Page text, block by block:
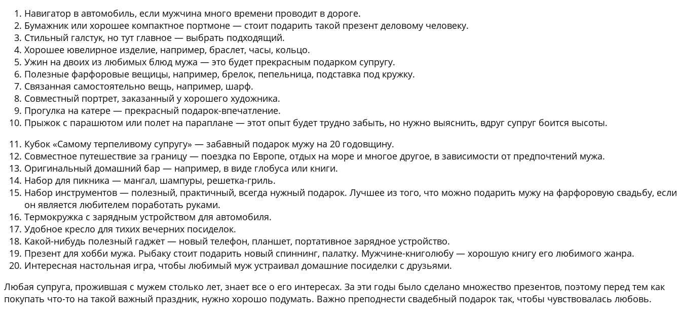
Навигатор в автомобиль, если мужчина много времени проводит в дороге.
Бумажник или хорошее компактное портмоне — стоит подарить такой презент деловому человеку.
Стильный галстук, но тут главное — выбрать подходящий.
Хорошее ювелирное изделие, например, браслет, часы, кольцо.
Ужин на двоих из любимых блюд мужа — это будет прекрасным подарком супругу.
Полезные фарфоровые вещицы, например, брелок, пепельница, подставка под кружку.
Связанная самостоятельно вещь, например, шарф.
Совместный портрет, заказанный у хорошего художника.
Прогулка на катере — прекрасный подарок-впечатление.
Прыжок с парашютом или полет на параплане — этот опыт будет трудно забыть, но нужно выяснить, вдруг супруг боится высоты.
Кубок «Самому терпеливому супругу» — забавный подарок мужу на 20 годовщину.
Совместное путешествие за границу — поездка по Европе, отдых на море и многое другое, в зависимости от предпочтений мужа.
Оригинальный домашний бар — например, в виде глобуса или книги.
Набор для пикника — мангал, шампуры, решетка-гриль.
Набор инструментов — полезный, практичный, всегда нужный подарок. Лучшее из того, что можно подарить мужу на фарфоровую свадьбу, если
он является любителем поработать руками.
Термокружка с зарядным устройством для автомобиля.
Удобное кресло для тихих вечерних посиделок.
Какой-нибудь полезный гаджет — новый телефон, планшет, портативное зарядное устройство.
Презент для хобби мужа. Рыбаку стоит подарить новый спиннинг, палатку. Мужчине-книголюбу — хорошую книгу его любимого жанра.
Интересная настольная игра, чтобы любимый муж устраивал домашние посиделки с друзьями.
Любая супруга, прожившая с мужем столько лет, знает все о его интересах. За эти годы было сделано множество презентов, поэтому перед тем как
покупать что-то на такой важный праздник, нужно хорошо подумать. Важно преподнести свадебный подарок так, чтобы чувствовалась любовь.